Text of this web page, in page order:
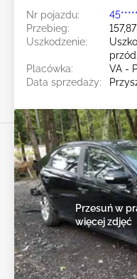
Nr pojazdu:
Przebieg:
Uszkodzenie:
Placówka:
VA -
Data sprzedaży:
Przesuń w
więcej zdjęć